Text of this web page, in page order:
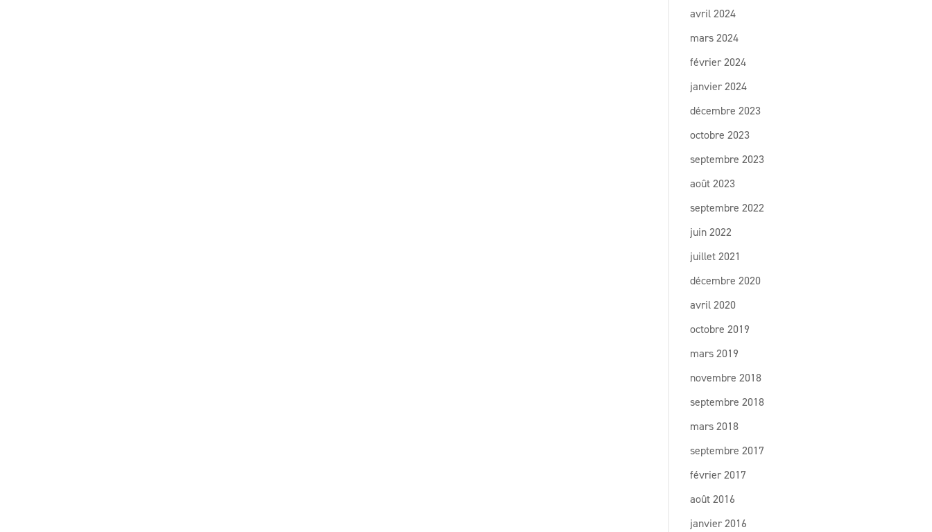
avril 2024
mars 2024
février 2024
janvier 2024
décembre 2023
octobre 2023
septembre 2023
août 2023
septembre 2022
juin 2022
juillet 2021
décembre 2020
avril 2020
octobre 2019
mars 2019
novembre 2018
septembre 2018
mars 2018
septembre 2017
février 2017
août 2016
janvier 2016